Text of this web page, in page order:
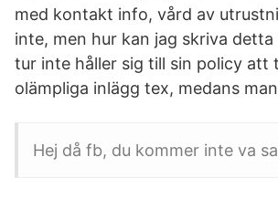
med kontakt info, vård av
inte, men hur kan jag skriva detta
tur inte håller sig till sin policy att
olämpliga inlägg tex, medans
Hej då fb, du kommer inte va